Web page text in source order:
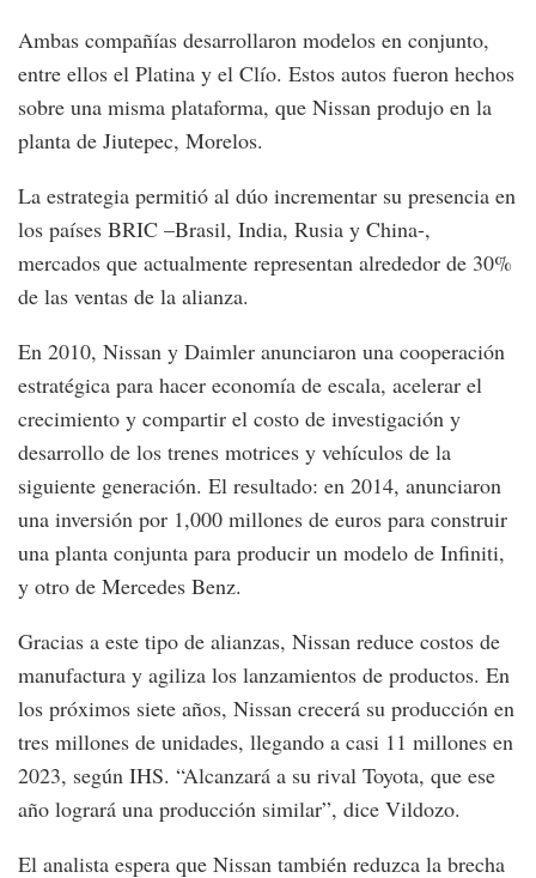
Ambas compañías desarrollaron modelos en conjunto,
entre ellos el Platina y el Clío. Estos autos fueron hechos
sobre una misma plataforma, que Nissan produjo en la
planta de Jiutepec, Morelos.
La estrategia permitió al dúo incrementar su presencia en
los países BRIC –Brasil, India, Rusia y China-,
mercados que actualmente representan alrededor de 30%
de las ventas de la alianza.
En 2010, Nissan y Daimler anunciaron una cooperación
estratégica para hacer economía de escala, acelerar el
crecimiento y compartir el costo de investigación y
desarrollo de los trenes motrices y vehículos de la
siguiente generación. El resultado: en 2014, anunciaron
una inversión por 1,000 millones de euros para construir
una planta conjunta para producir un modelo de Infiniti,
y otro de Mercedes Benz.
Gracias a este tipo de alianzas, Nissan reduce costos de
manufactura y agiliza los lanzamientos de productos. En
los próximos siete años, Nissan crecerá su producción en
tres millones de unidades, llegando a casi 11 millones en
2023, según IHS. “Alcanzará a su rival Toyota, que ese
año logrará una producción similar”, dice Vildozo.
El analista espera que Nissan también reduzca la brecha